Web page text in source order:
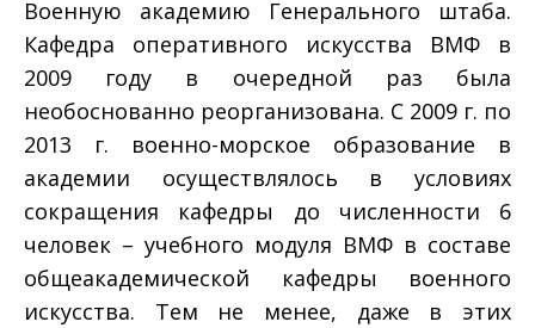
Военную академию Генерального штаба.
Кафедра оперативного искусства ВМФ в
2009 году в очередной раз была
необоснованно реорганизована. С 2009 г. по
2013 г. военно-морское образование в
академии осуществлялось в условиях
сокращения кафедры до численности 6
человек – учебного модуля ВМФ в составе
общеакадемической кафедры военного
искусства. Тем не менее, даже в этих